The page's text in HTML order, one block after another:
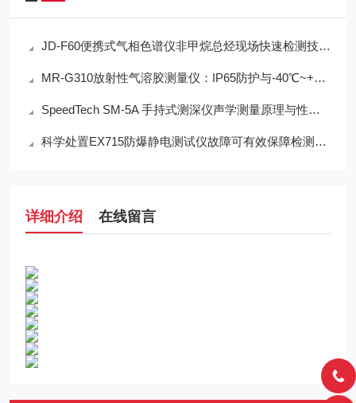
JD-F60便携式气相色谱仪非甲烷总烃现场快速检测技术方案
MR-G310放射性气溶胶测量仪：IP65防护与-40℃~+50℃宽温工作能力
SpeedTech SM-5A 手持式测深仪声学测量原理与性能分析
科学处置EX715防爆静电测试仪故障可有效保障检测工作正常开展
详细介绍 在线留言